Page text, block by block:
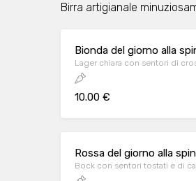
Birra artigianale
Bionda del giorno alla
Lager chiara con sentori di
10.00 €
Rossa del giorno alla
Bock con sentori tostati e di